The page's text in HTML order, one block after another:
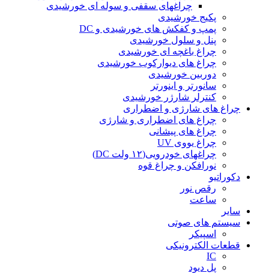
چراغهای سقفی و سوله ای خورشیدی
پکیج خورشیدی
پمپ و کفکش های خورشیدی و DC
پنل و سلول خورشیدی
چراغ باغچه ای خورشیدی
چراغ های دیوارکوب خورشیدی
دوربین خورشیدی
سانورتر و اینورتر
کنترلر شارژر خورشیدی
چراغ های شارژی و اضطراری
چراغ های اضطراری و شارژی
چراغ های پیشانی
چراغ یووی UV
چراغهای خودرویی(۱۲ ولت DC)
نورافکن و چراغ قوه
دکوراتیو
رقص نور
ساعت
سایر
سیستم های صوتی
اسپیکر
قطعات الکترونیکی
IC
پل دیود